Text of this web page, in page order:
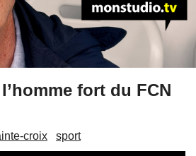
fort du FCN
croix sport